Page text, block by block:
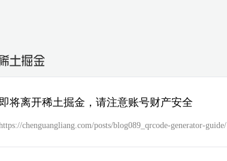
即将离开稀土掘金，请注意账号财产安全
chenguangliang.com/posts/blog089_qrcode-generator-guide/